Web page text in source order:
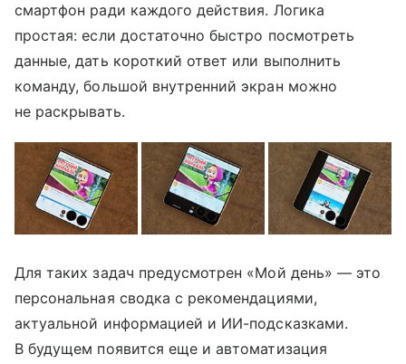
смартфон ради каждого действия. Логика
простая: если достаточно быстро посмотреть
данные, дать короткий ответ или выполнить
команду, большой внутренний экран можно
не раскрывать.
Для таких задач предусмотрен «Мой день» — это
персональная сводка с рекомендациями,
актуальной информацией и ИИ-подсказками.
В будущем появится еще и автоматизация